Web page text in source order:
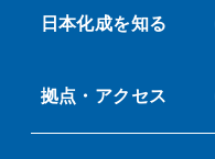
日本化成を知る
拠点・アクセス